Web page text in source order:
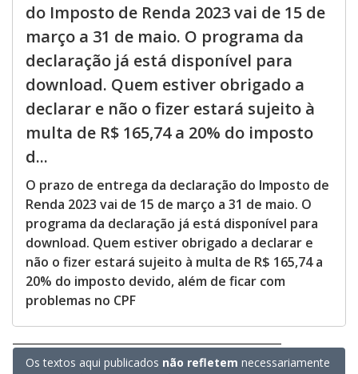
do Imposto de Renda 2023 vai de 15 de
março a 31 de maio. O programa da
declaração já está disponível para
download. Quem estiver obrigado a
declarar e não o fizer estará sujeito à
multa de R$ 165,74 a 20% do imposto
d...
O prazo de entrega da declaração do Imposto de
Renda 2023 vai de 15 de março a 31 de maio. O
programa da declaração já está disponível para
download. Quem estiver obrigado a declarar e
não o fizer estará sujeito à multa de R$ 165,74 a
20% do imposto devido, além de ficar com
problemas no CPF
Os textos aqui publicados não refletem necessariamente